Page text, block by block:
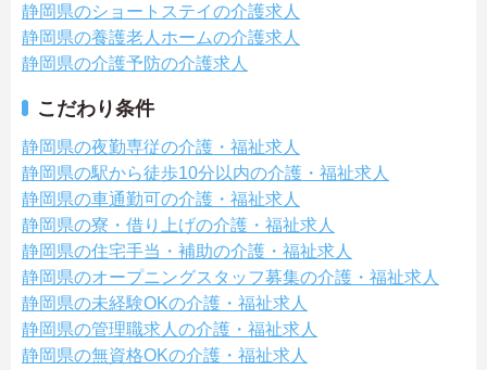
静岡県のショートステイの介護求人
静岡県の養護老人ホームの介護求人
静岡県の介護予防の介護求人
こだわり条件
静岡県の夜勤専従の介護・福祉求人
静岡県の駅から徒歩10分以内の介護・福祉求人
静岡県の車通勤可の介護・福祉求人
静岡県の寮・借り上げの介護・福祉求人
静岡県の住宅手当・補助の介護・福祉求人
静岡県のオープニングスタッフ募集の介護・福祉求人
静岡県の未経験OKの介護・福祉求人
静岡県の管理職求人の介護・福祉求人
静岡県の無資格OKの介護・福祉求人